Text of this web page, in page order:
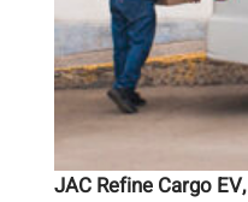
JAC Refine Cargo EV,